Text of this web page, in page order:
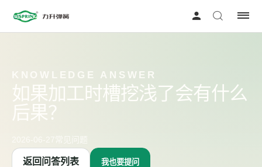
KNOWLEDGE ANSWER
如果加工时槽挖浅了会有什么
后果？
返回问答列表 我也要提问